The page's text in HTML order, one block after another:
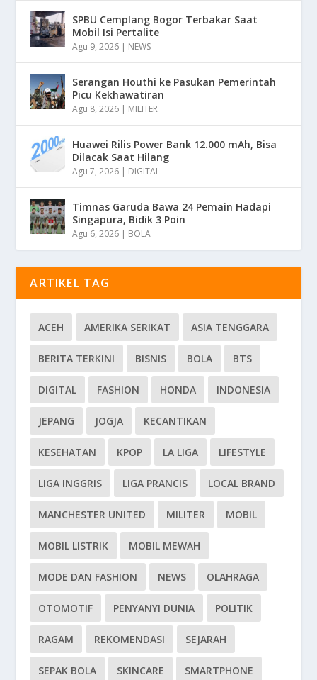
SPBU Cemplang Bogor Terbakar Saat
Mobil Isi Pertalite
Agu 9, 2026 | NEWS
Serangan Houthi ke Pasukan Pemerintah
Picu Kekhawatiran
Agu 8, 2026 | MILITER
Huawei Rilis Power Bank 12.000 mAh, Bisa
Dilacak Saat Hilang
Agu 7, 2026 | DIGITAL
Timnas Garuda Bawa 24 Pemain Hadapi
Singapura, Bidik 3 Poin
Agu 6, 2026 | BOLA
ARTIKEL TAG
ACEH AMERIKA SERIKAT ASIA TENGGARA
BERITA TERKINI BISNIS BOLA BTS
DIGITAL FASHION HONDA INDONESIA
JEPANG JOGJA KECANTIKAN
KESEHATAN KPOP LA LIGA LIFESTYLE
LIGA INGGRIS LIGA PRANCIS LOCAL BRAND
MANCHESTER UNITED MILITER MOBIL
MOBIL LISTRIK MOBIL MEWAH
MODE DAN FASHION NEWS OLAHRAGA
OTOMOTIF PENYANYI DUNIA POLITIK
RAGAM REKOMENDASI SEJARAH
SEPAK BOLA SKINCARE SMARTPHONE